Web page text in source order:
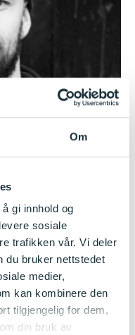
Om
gi innhold og
sosiale
trafikken vår. Vi deler
du bruker nettstedet
medier,
kan kombinere den
tilgjengelig for dem,
din bruk av